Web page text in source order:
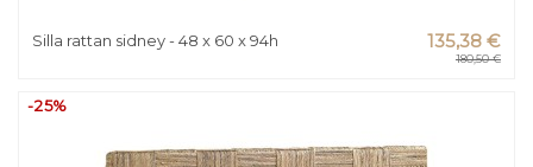
Silla rattan sidney - 48 x 60 x 94h 135,38 €
180,50 €
-25%